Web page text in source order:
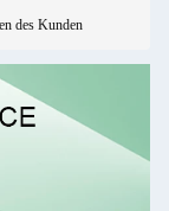
des Kunden